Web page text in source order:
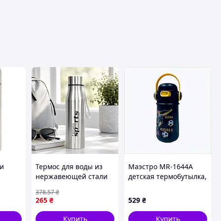
Термос для воды из
нержавеющей стали
Спортивная
термобутылка для
воды /Металлическая
265 ₴
378.57₴
Купить
Маэстро MR-1644A
детская термобутылка,
529 ₴
Купить